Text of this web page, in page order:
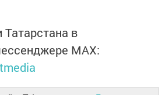
Татарстана в
MАХ: